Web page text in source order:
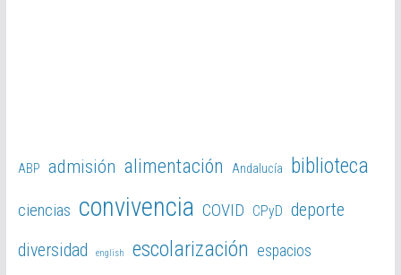
ABP admisión alimentación Andalucía biblioteca
ciencias convivencia COVID CPyD deporte
diversidad english escolarización espacios